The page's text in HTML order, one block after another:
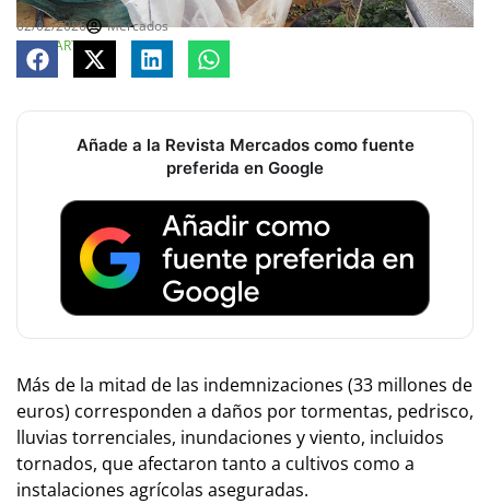
02/02/2026
Mercados
COMPARTE
Añade a la Revista Mercados como fuente
preferida en Google
Más de la mitad de las indemnizaciones (33 millones de
euros) corresponden a daños por tormentas, pedrisco,
lluvias torrenciales, inundaciones y viento, incluidos
tornados, que afectaron tanto a cultivos como a
instalaciones agrícolas aseguradas.